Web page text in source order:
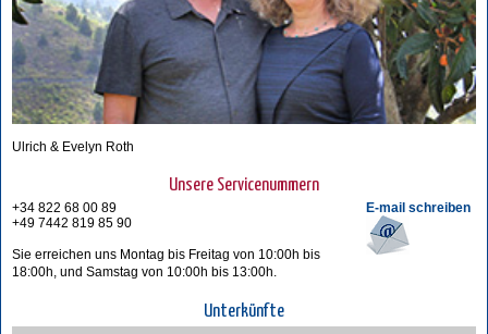
Ulrich & Evelyn Roth
Unsere Servicenummern
E-mail schreiben
+34 822 68 00 89
+49 7442 819 85 90
Sie erreichen uns Montag bis Freitag von 10:00h bis
18:00h, und Samstag von 10:00h bis 13:00h.
Unterkünfte